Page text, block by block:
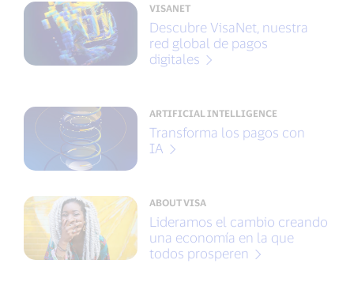
VISANET
Descubre VisaNet, nuestra
red global de pagos
digitales
ARTIFICIAL INTELLIGENCE
Transforma los pagos con
IA
ABOUT VISA
Lideramos el cambio creando
una economía en la que
todos prosperen